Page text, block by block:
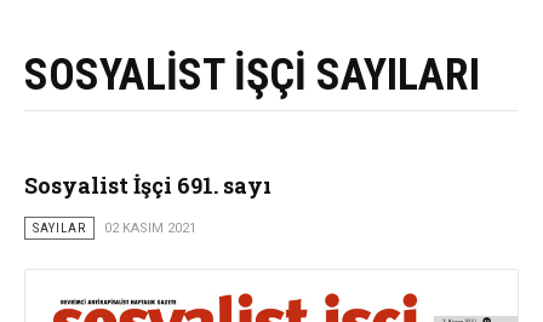
SOSYALİST İŞÇİ SAYILARI
Sosyalist İşçi 691. sayı
SAYILAR 02 KASIM 2021